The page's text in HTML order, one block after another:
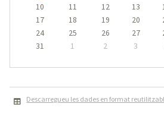
10
11 12 13
17
18 19 20
24
25 26 27
31
1 2 3
Descarregueu les dades en format